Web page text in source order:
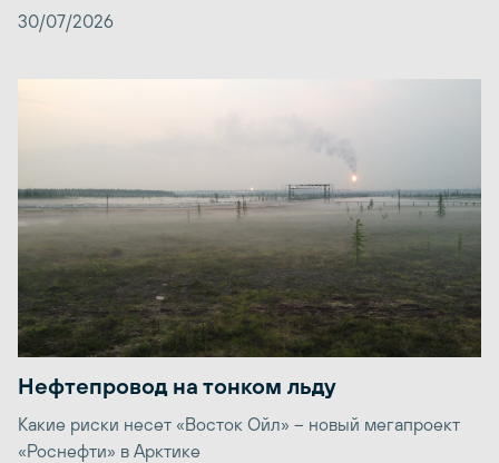
30/07/2026
Нефтепровод на тонком льду
Какие риски несет «Восток Ойл» – новый мегапроект
«Роснефти» в Арктике